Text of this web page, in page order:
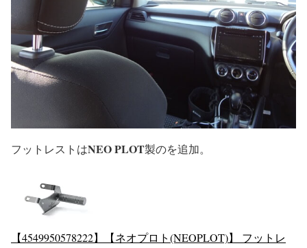
フットレストはNEO PLOT製のを追加。
【4549950578222】【ネオプロト(NEOPLOT)】 フットレ